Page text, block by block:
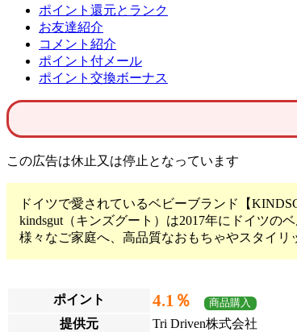
ポイント還元とランク
お友達紹介
コメント紹介
ポイント付メール
ポイント交換ボーナス
この広告は休止又は停止となっています
ドイツで愛されているベビーブランド【
kindsgut（キンズグート）は2017年にドイツの
様々なご家庭へ、高品質なおもちゃやスタイリ
ポイント 4.1％ 商品購入
提供元
Tri Driven株式会社